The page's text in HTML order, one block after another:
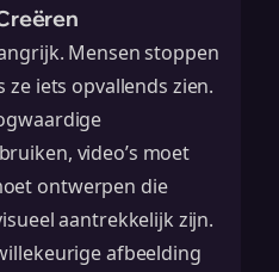
Mensen stoppen
iets opvallends zien.
video’s moet
ontwerpen die
aantrekkelijk zijn.
afbeelding